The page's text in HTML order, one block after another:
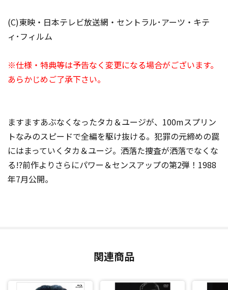
(C)東映・日本テレビ放送網・セントラル･アーツ・キテ
ィ･フィルム
※仕様・特典等は予告なく変更になる場合がございます。
あらかじめご了承下さい。
ますますあぶなくなったタカ＆ユージが、100mスプリン
トなみのスピードで全編を駆け抜ける。犯罪の元締めの罠
にはまっていくタカ＆ユージ。洒落た捜査が洒落でなくな
る!?前作よりさらにパワー＆センスアップの第2弾！1988
年7月公開。
関連商品